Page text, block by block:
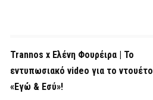
Trannos x Ελένη Φουρέιρα | Το
εντυπωσιακό video για το ντουέτο
«Εγώ & Εσύ»!